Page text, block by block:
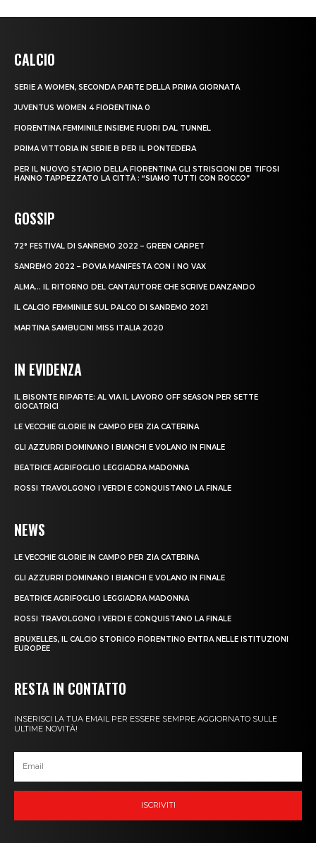
CALCIO
SERIE A WOMEN, SECONDA PARTE DELLA PRIMA GIORNATA
JUVENTUS WOMEN 4 FIORENTINA 0
FIORENTINA FEMMINILE INSIEME FUORI DAL TUNNEL
PRIMA VITTORIA IN SERIE B PER IL PONTEDERA
PER IL NUOVO STADIO DELLA FIORENTINA GLI STRISCIONI DEI TIFOSI
HANNO TAPPEZZATO LA CITTÀ : “SIAMO TUTTI CON ROCCO”
GOSSIP
72° FESTIVAL DI SANREMO 2022 – GREEN CARPET
SANREMO 2022 – POVIA MANIFESTA CON I NO VAX
ALMA… IL RITORNO DEL CANTAUTORE CHE SCRIVE DANZANDO
IL CALCIO FEMMINILE SUL PALCO DI SANREMO 2021
MARTINA SAMBUCINI MISS ITALIA 2020
IN EVIDENZA
IL BISONTE RIPARTE: AL VIA IL LAVORO OFF SEASON PER SETTE
GIOCATRICI
LE VECCHIE GLORIE IN CAMPO PER ZIA CATERINA
GLI AZZURRI DOMINANO I BIANCHI E VOLANO IN FINALE
BEATRICE AGRIFOGLIO LEGGIADRA MADONNA
ROSSI TRAVOLGONO I VERDI E CONQUISTANO LA FINALE
NEWS
LE VECCHIE GLORIE IN CAMPO PER ZIA CATERINA
GLI AZZURRI DOMINANO I BIANCHI E VOLANO IN FINALE
BEATRICE AGRIFOGLIO LEGGIADRA MADONNA
ROSSI TRAVOLGONO I VERDI E CONQUISTANO LA FINALE
BRUXELLES, IL CALCIO STORICO FIORENTINO ENTRA NELLE ISTITUZIONI
EUROPEE
RESTA IN CONTATTO
INSERISCI LA TUA EMAIL PER ESSERE SEMPRE AGGIORNATO SULLE
ULTIME NOVITÀ!
ISCRIVITI